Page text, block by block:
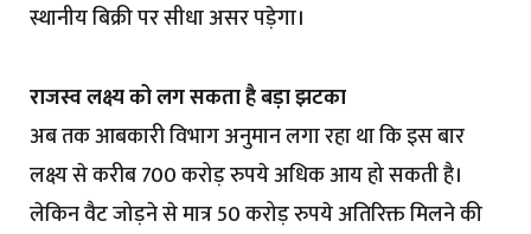
स्थानीय बिक्री पर सीधा असर पड़ेगा।
राजस्व लक्ष्य को लग सकता है बड़ा झटका
अब तक आबकारी विभाग अनुमान लगा रहा था कि इस बार
लक्ष्य से करीब 700 करोड़ रुपये अधिक आय हो सकती है।
लेकिन वैट जोड़ने से मात्र 50 करोड़ रुपये अतिरिक्त मिलने की